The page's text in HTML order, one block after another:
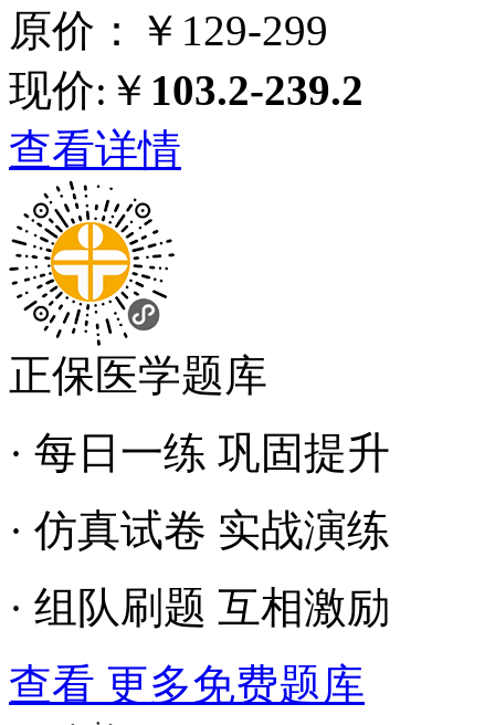
原价：￥129-299
现价:￥ 103.2-239.2
查看详情
正保医学题库
· 每日一练 巩固提升
· 仿真试卷 实战演练
· 组队刷题 互相激励
查看 更多免费题库